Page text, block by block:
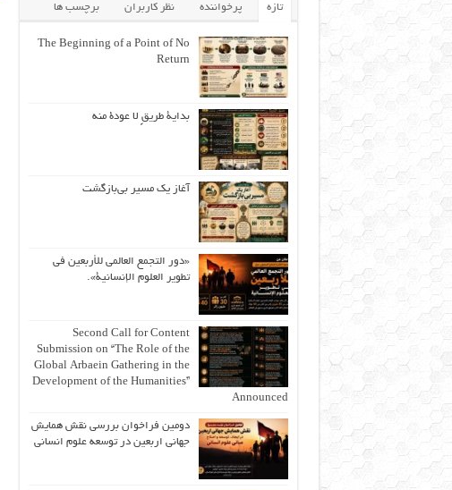
تازه پرخواننده نظر کاربران برچسب ها
The Beginning of a Point of No
Return
بداية طريقٍ لا عودة منه
آغاز یک مسیر بی‌بازگشت
«دور التجمع العالمي للأربعين في
تطوير العلوم الإنسانية».
Second Call for Content
Submission on “The Role of the
Global Arbaein Gathering in the
Development of the Humanities”
Announced
دومین فراخوان بررسی نقش همایش
جهانی اربعین در توسعه علوم انسانی